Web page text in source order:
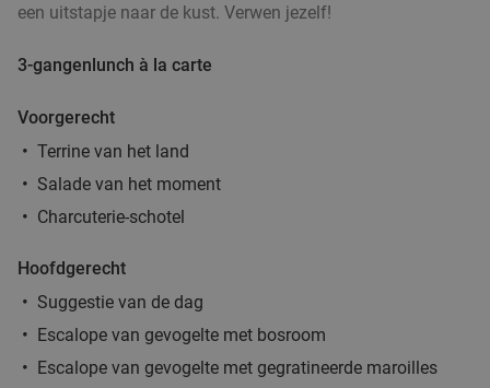
een uitstapje naar de kust. Verwen jezelf!
3-gangenlunch à la carte
Voorgerecht
Terrine van het land
Salade van het moment
Charcuterie-schotel
Hoofdgerecht
Suggestie van de dag
Escalope van gevogelte met bosroom
Escalope van gevogelte met gegratineerde maroilles